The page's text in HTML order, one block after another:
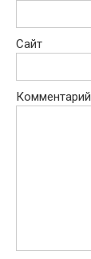
Сайт
Комментарий